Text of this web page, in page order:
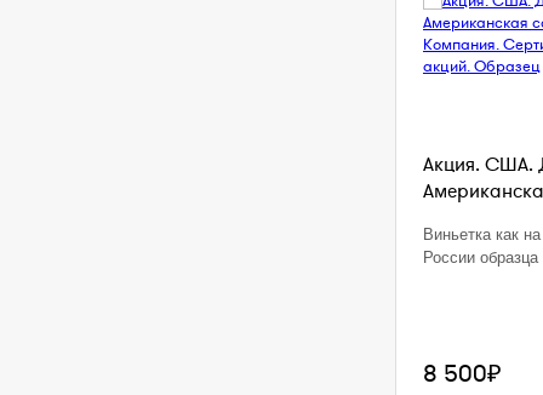
Акция. США.
Виньетка как
России образца
8 500₽